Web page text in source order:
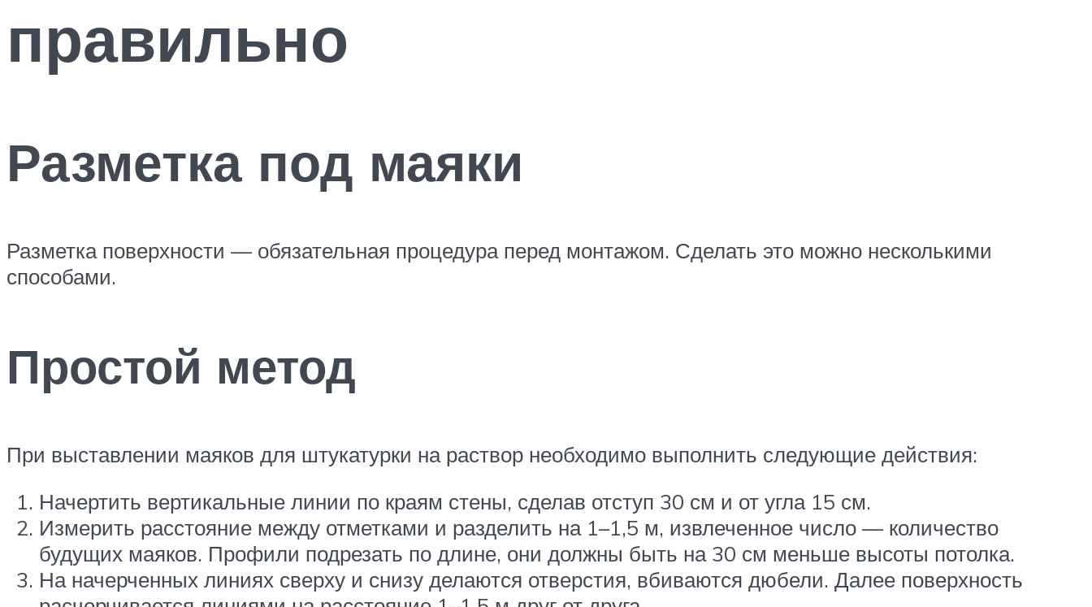
правильно
Разметка под маяки
Разметка поверхности — обязательная процедура перед монтажом. Сделать это можно несколькими
способами.
Простой метод
При выставлении маяков для штукатурки на раствор необходимо выполнить следующие действия:
Начертить вертикальные линии по краям стены, сделав отступ 30 см и от угла 15 см.
Измерить расстояние между отметками и разделить на 1–1,5 м, извлеченное число — количество
будущих маяков. Профили подрезать по длине, они должны быть на 30 см меньше высоты потолка.
На начерченных линиях сверху и снизу делаются отверстия, вбиваются дюбели. Далее поверхность